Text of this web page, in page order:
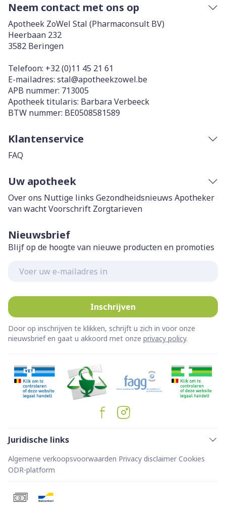
Neem contact met ons op
Apotheek ZoWel Stal (Pharmaconsult BV)
Heerbaan 232
3582 Beringen
Telefoon: +32 (0)11 45 21 61
E-mailadres: stal@apotheekzowel.be
APB nummer: 713005
Apotheek titularis: Barbara Verbeeck
BTW nummer: BE0508581589
Klantenservice
FAQ
Uw apotheek
Over ons Nuttige links Gezondheidsnieuws Apotheker
van wachtVoorschrift Zorgtarieven
Nieuwsbrief
Blijf op de hoogte van nieuwe producten en promoties
Inschrijven
Door op inschrijven te klikken, schrijft u zich in voor onze
nieuwsbrief en gaat u akkoord met onze privacy policy.
Juridische links
Algemene verkoopsvoorwaarden Privacy disclaimer Cookies
ODR-platform